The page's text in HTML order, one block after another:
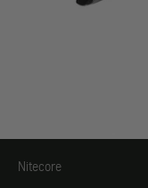
Nitecore